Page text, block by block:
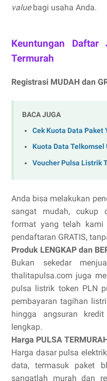
valuebagi usaha Anda.
Keuntungan
Termurah
Registrasi MUDAH dan
BACA JUGA
Cek Kuota Data Paket
Kuota Data Telkomsel
Voucher Pulsa Listrik
Anda bisa melakukan
sangat mudah, cukup
format yang telah kami
pendaftaran GRATIS,
Produk LENGKAP dan
Bukan sekedar
thalitapulsa.com juga
pulsa listrik token PLN
pembayaran tagihan
hingga angsuran
lengkap.
Harga PULSA
Harga dasar pulsa
data, termasuk paket
sangatlah murah dan